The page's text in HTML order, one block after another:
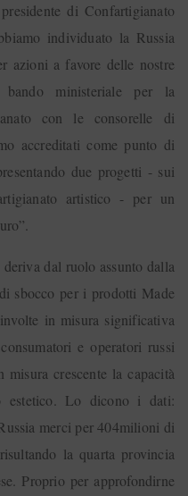
di Confartigianato
individuato la Russia
azioni a favore delle nostre
ministeriale per la
con le consorelle di
accreditati come punto di
due progetti - sui
artistico - per un
dal ruolo assunto dalla
sbocco per i prodotti Made
in misura significativa
e operatori russi
crescente la capacità
Lo dicono i dati:
merci per 404milioni di
la quarta provincia
Proprio per approfondirne